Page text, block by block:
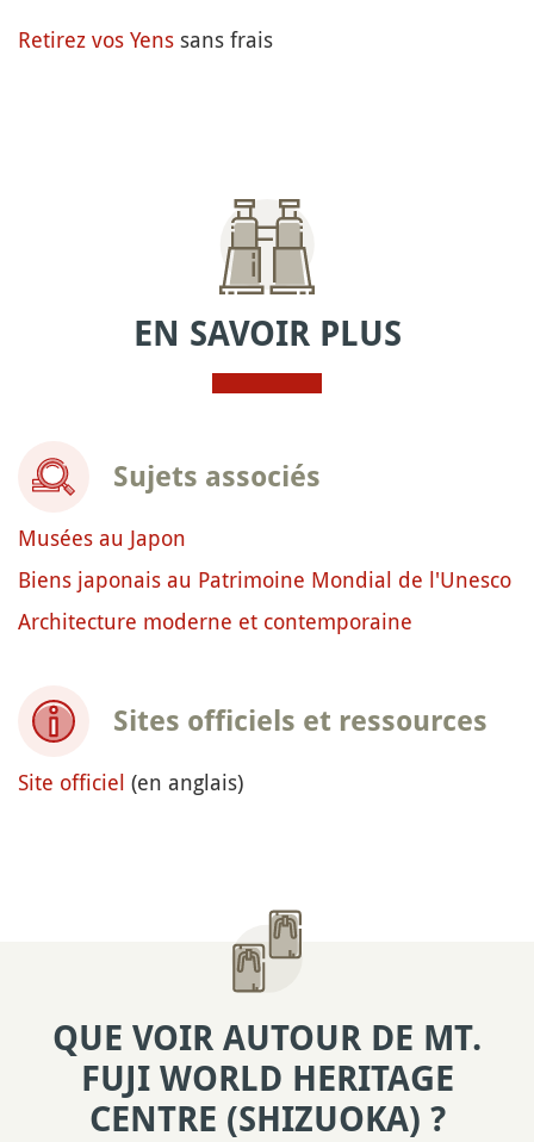
Retirez vos Yens sans frais
EN SAVOIR PLUS
Sujets associés
Musées au Japon
Biens japonais au Patrimoine Mondial de l'Unesco
Architecture moderne et contemporaine
Sites officiels et ressources
Site officiel (en anglais)
QUE VOIR AUTOUR DE MT.
FUJI WORLD HERITAGE
CENTRE (SHIZUOKA) ?